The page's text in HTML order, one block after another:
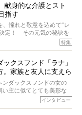
不足しがちになっている
のが、コラーゲン！ そ
用コラーゲンサプリ
した」と評判のTa-Ta(タ
のダックスたちに、どう
献身的な介護とスト
指す
憧れと敬意を込めて“レ
定！ その元気の秘訣を
レジェンドダックスの肖
ーのもと、甘やかさずに
査すらしたことがなかっ
長生きの秘訣とは。
特集
ックスフンド「ラナ」
。家族と友人に支えら
ダックスフンドの女の
主に似てとても美形な
ンスタグラムでは、ラナ
いて、ファンからは「ラ
インタビュー